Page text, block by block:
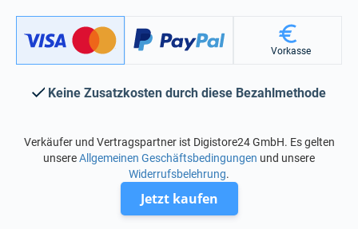
Vorkasse
Keine Zusatzkosten durch diese Bezahlmethode
Verkäufer und Vertragspartner ist Digistore24 GmbH. Es gelten
unsereAllgemeinen Geschäftsbedingungen und unsere
Widerrufsbelehrung.
Jetzt kaufen